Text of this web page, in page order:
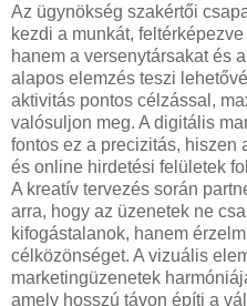
Az ügynökség szakértői
kezdi a munkát,
hanem a versenytársakat és
alapos elemzés teszi
aktivitás pontos célzással,
valósuljon meg. A digitális
fontos ez a precizitás, hiszen
és online hirdetési felületek
A kreatív tervezés során
arra, hogy az üzenetek ne
kifogástalanok, hanem
célközönséget. A vizuális
marketingüzenetek
amely hosszú távon építi a